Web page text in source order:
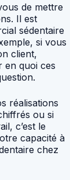
de mettre
Il est
sédentaire
si vous
client,
en quoi ces
réalisations
ou si
c’est le
capacité à
chez